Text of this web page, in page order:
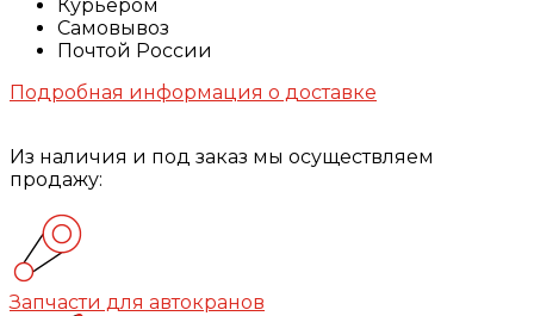
Курьером
Самовывоз
Почтой России
Подробная информация о доставке
Из наличия и под заказ мы осуществляем
продажу:
Запчасти для автокранов